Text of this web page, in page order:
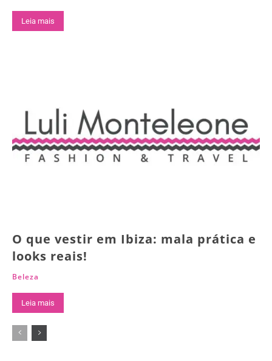
Leia mais
O que vestir em Ibiza: mala prática e
looks reais!
Beleza
Leia mais